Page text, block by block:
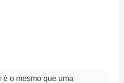
é o mesmo que uma